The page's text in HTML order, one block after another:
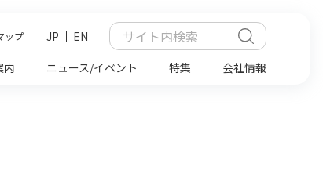
ップ JP
EN
内 ニュース/イベント 特集 会社情報